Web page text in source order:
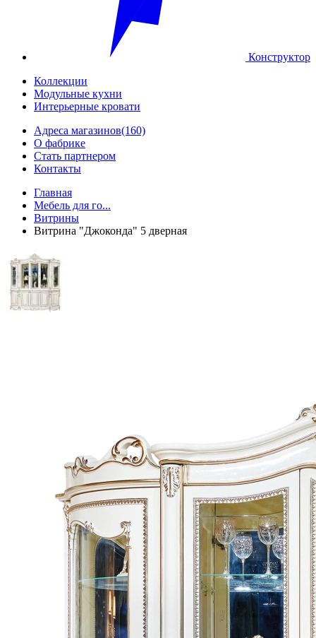
Конструктор
Коллекции
Модульные кухни
Интерьерные кровати
Адреса магазинов(160)
О фабрике
Стать партнером
Контакты
Главная
Мебель для го...
Витрины
Витрина "Джоконда" 5 дверная